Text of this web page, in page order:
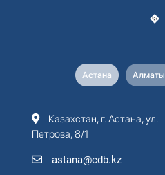
Астана Алматы
Казахстан, г. Астана, ул.
Петрова, 8/1
astana@cdb.kz